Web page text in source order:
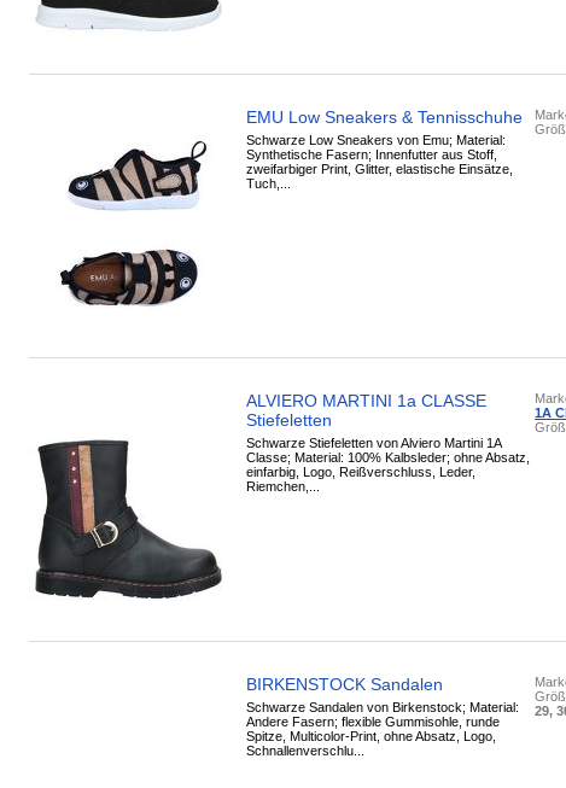
EMU Low Sneakers & Tennisschuhe
Schwarze Low Sneakers von Emu; Material:
Synthetische Fasern; Innenfutter aus Stoff,
zweifarbiger Print, Glitter, elastische Einsätze,
Tuch,...
ALVIERO MARTINI 1a CLASSE
Stiefeletten
Schwarze Stiefeletten von Alviero Martini 1A
Classe; Material: 100% Kalbsleder; ohne Absatz,
einfarbig, Logo, Reißverschluss, Leder,
Riemchen,...
1A
BIRKENSTOCK Sandalen
Schwarze Sandalen von Birkenstock; Material:
Andere Fasern; flexible Gummisohle, runde
Spitze, Multicolor-Print, ohne Absatz, Logo,
Schnallenverschlu...
29,